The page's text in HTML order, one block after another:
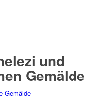
und
Gemälde